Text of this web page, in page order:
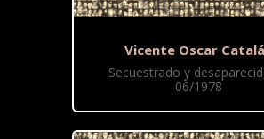
Vicente Oscar
Secuestrado y
06/1978